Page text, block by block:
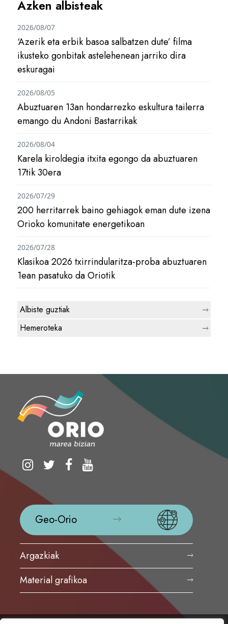
Azken albisteak
‘Azerik eta erbik basoa salbatzen dute’ filma
ikusteko gonbitak astelehenean jarriko dira
eskuragai
2026/08/07
Abuztuaren 13an hondarrezko eskultura tailerra
emango du Andoni Bastarrikak
2026/08/05
Karela kiroldegia itxita egongo da abuztuaren
17tik 30era
2026/08/04
200 herritarrek baino gehiagok eman dute izena
Orioko komunitate energetikoan
2026/07/29
Klasikoa 2026 txirrindularitza-proba abuztuaren
1ean pasatuko da Oriotik
2026/07/28
Albiste guztiak
Hemeroteka
Geo-Orio
Argazkiak
Material grafikoa